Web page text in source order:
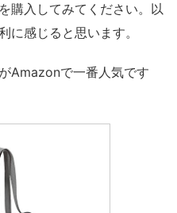
購入してみてください。以
に感じると思います。
Amazonで一番人気です